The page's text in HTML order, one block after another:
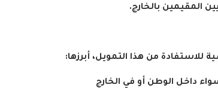
المقيمين بالخارج.
من هذا التمويل، أبرزها:
داخل الوطن أو في الخارج